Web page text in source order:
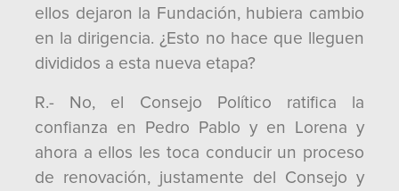
ellos dejaron la Fundación, hubiera cambio
en la dirigencia. ¿Esto no hace que lleguen
divididos a esta nueva etapa?
R.- No, el Consejo Político ratifica la
confianza en Pedro Pablo y en Lorena y
ahora a ellos les toca conducir un proceso
de renovación, justamente del Consejo y